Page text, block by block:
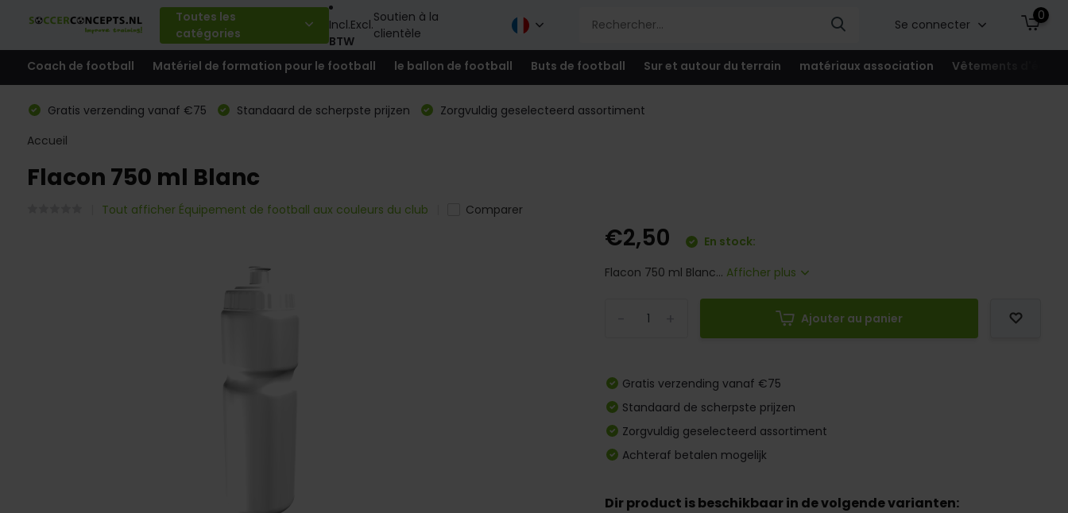
Toutes les
catégories
Incl.Excl.
BTW
Soutien à la
clientèle
Se connecter
0
Coach de football Matériel de formation pour le football le ballon de football Buts de football Sur et autour du terrain matériaux association Vêtements
Gratis verzending vanaf €75 Standaard de scherpste prijzen
Zorgvuldig geselecteerd assortiment
Accueil
Flacon 750 ml Blanc
Tout afficher Équipement de football aux couleurs du club Comparer
€2,50
En stock:
Flacon 750 ml Blanc... Afficher plus
Ajouter au panier
Gratis verzending vanaf €75
Standaard de scherpste prijzen
Zorgvuldig geselecteerd assortiment
Achteraf betalen mogelijk
Dir product is beschikbaar in de volgende varianten: